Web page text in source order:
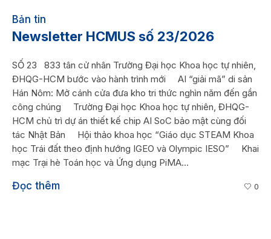
Bản tin
Newsletter HCMUS số 23/2026
SỐ 23 833 tân cử nhân Trường Đại học Khoa học tự nhiên,
ĐHQG-HCM bước vào hành trình mới AI “giải mã” di sản
Hán Nôm: Mở cánh cửa đưa kho tri thức nghìn năm đến gần
công chúng Trường Đại học Khoa học tự nhiên, ĐHQG-
HCM chủ trì dự án thiết kế chip AI SoC bảo mật cùng đối
tác Nhật Bản Hội thảo khoa học “Giáo dục STEAM Khoa
học Trái đất theo định hướng IGEO và Olympic IESO” Khai
mạc Trại hè Toán học và Ứng dụng PiMA...
Đọc thêm 0